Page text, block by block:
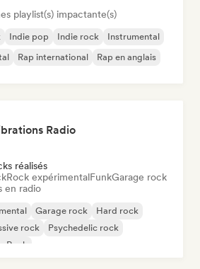
playlist(s) impactante(s)
Indie pop Indie rock
Instrumental
Rap international Rap en anglais
Radio
réalisés
Rock expérimentalFunkGarage rock
en radio
Garage rock
Hard rock
rock
Psychedelic rock
Rock